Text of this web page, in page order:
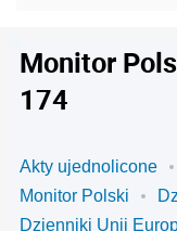
Monitor
174
Akty ujednolicone
Monitor Polski
Dzienniki Unii